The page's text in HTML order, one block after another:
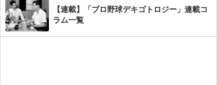
【連載】「プロ野球デキゴトロジー」連載コ
ラム一覧